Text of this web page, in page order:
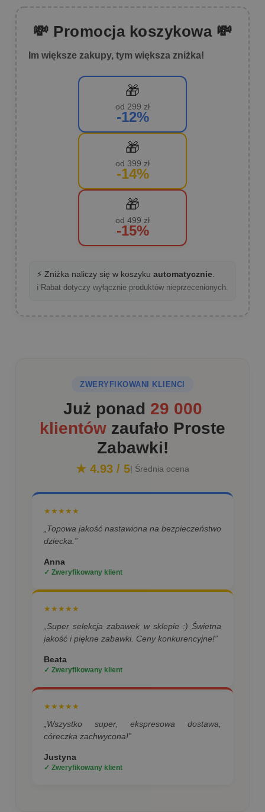
💸 Promocja koszykowa 💸
Im większe zakupy, tym większa zniżka!
🎁
od 299 zł
-12%
🎁
od 399 zł
-14%
🎁
od 499 zł
-15%
⚡ Zniżka naliczy się w koszyku automatycznie
ℹ️ Rabat dotyczy wyłącznie produktów nieprzecenionych.
ZWERYFIKOWANI KLIENCI
Już ponad 29 000
klientów zaufało Proste
Zabawki!
★ 4.93 / 5| Średnia ocena
★★★★★
„Topowa jakość nastawiona na bezpieczeństwo
dziecka.”
Anna
✓ Zweryfikowany klient
★★★★★
„Super selekcja zabawek w sklepie :) Świetna
jakość i piękne zabawki. Ceny konkurencyjne!”
Beata
✓ Zweryfikowany klient
★★★★★
„Wszystko super, ekspresowa dostawa,
córeczka zachwycona!”
Justyna
✓ Zweryfikowany klient